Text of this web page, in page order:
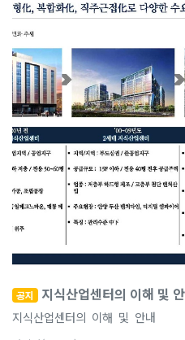
공지 지식산업
지식산업센터의 이해 및 안내